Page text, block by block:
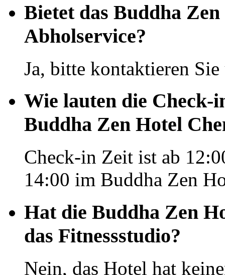
Bietet das Buddha
Abholservice?
Ja, bitte kontaktieren
Wie lauten die Check-
Buddha Zen Hotel
Check-in Zeit ist ab
14:00 im Buddha Zen
Hat die Buddha Zen
das Fitnessstudio?
Nein, das Hotel hat